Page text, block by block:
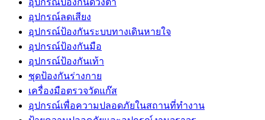
อุปกรณ์ป้องกันดวงตา
อุปกรณ์ลดเสียง
อุปกรณ์ป้องกันระบบทางเดินหายใจ
อุปกรณ์ป้องกันมือ
อุปกรณ์ป้องกันเท้า
ชุดป้องกันร่างกาย
เครื่องมือตรวจวัดแก๊ส
อุปกรณ์เพื่อความปลอดภัยในสถานที่ทำงาน